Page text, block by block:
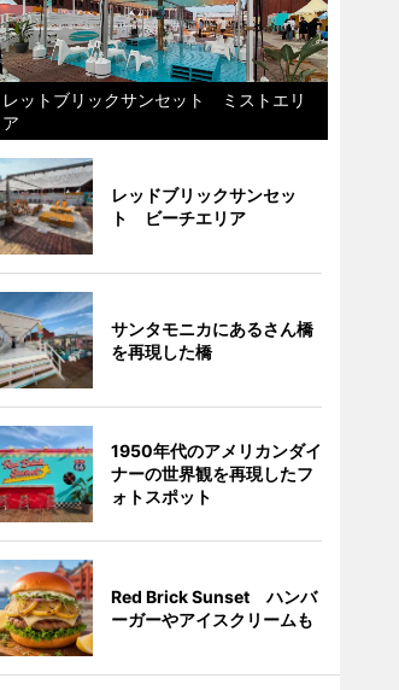
レットブリックサンセット ミストエリ
ア
レッドブリックサンセッ
ト ビーチエリア
サンタモニカにあるさん橋
を再現した橋
1950年代のアメリカンダイ
ナーの世界観を再現したフ
ォトスポット
Red Brick Sunset ハンバ
ーガーやアイスクリームも